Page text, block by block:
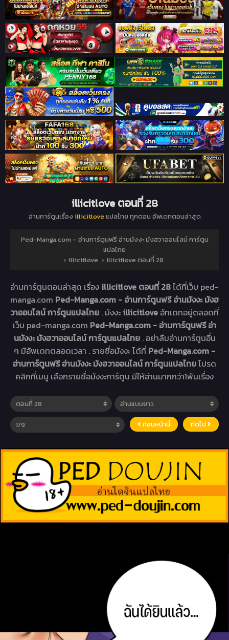
illicitlove ตอนที่ 28
อ่านการ์ตูนเรื่อง illicitloveแปลไทย ทุกตอน อัพเดทตอนล่าสุด
Ped-Manga.com – อ่านการ์ตูนฟรี อ่านมังงะ มังฮวาออนไลน์ การ์ตูน
แปลไทย
› illicitlove › illicitlove ตอนที่ 28
อ่านการ์ตูนตอนล่าสุด เรื่อง illicitlove ตอนที่ 28ได้ที่เว็บ ped-
manga.com Ped-Manga.com - อ่านการ์ตูนฟรี อ่านมังงะ มังฮ
วาออนไลน์ การ์ตูนแปลไทย . มังงะ illicitlove อัทเดทอยู่ตลอดที่
เว็บ ped-manga.com Ped-Manga.com - อ่านการ์ตูนฟรี อ่า
นมังงะ มังฮวาออนไลน์ การ์ตูนแปลไทย . อย่าลืมอ่านการ์ตูนอื่น
ๆ มีอัพเดทตลอดเวลา . รายชื่อมังงะ ได้ที่ Ped-Manga.com -
อ่านการ์ตูนฟรี อ่านมังงะ มังฮวาออนไลน์ การ์ตูนแปลไทยโปรด
คลิกที่เมนู เลือกรายชื่อมังงะการ์ตูน มีให้อ่านมากกว่า1พันเรื่อง
ก่อนหน้านี้ ถัดไป